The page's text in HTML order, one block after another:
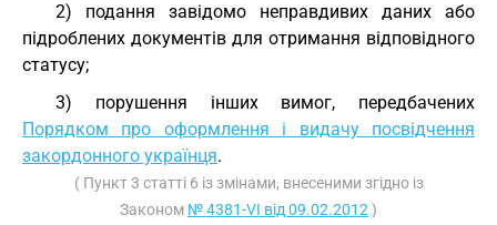
2) подання завідомо неправдивих даних або
підроблених документів для отримання відповідного
статусу;
3) порушення інших вимог, передбачених
Порядком про оформлення і видачу посвідчення
закордонного українця.
( Пункт 3 статті 6 із змінами, внесеними згідно із
Законом № 4381-VI від 09.02.2012 )